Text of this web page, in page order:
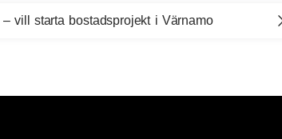
vill starta bostadsprojekt i Värnamo